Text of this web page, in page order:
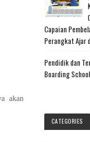
akan
Capaian
Perangkat Ajar
Pendidik dan
Boarding School
CATEGORIES